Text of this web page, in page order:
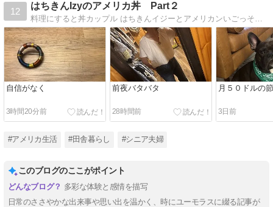
12
はちきんIzyのアメリカ丼 Part２
料理にすると丼カップル はちきんイジーとアメリカンいごっそうバッキーの 山あり谷ありの国際結婚ブログ
自信がなく
3時間20分前
前夜バタバタ
28時間前
月５０ドルの
3日前
#アメリカ生活 #田舎暮らし #シニア夫婦
このブログのここがポイント
多彩な体験と感情を描写
日常のささやかな出来事や思い出を温かく、時にユーモラスに綴る記事が